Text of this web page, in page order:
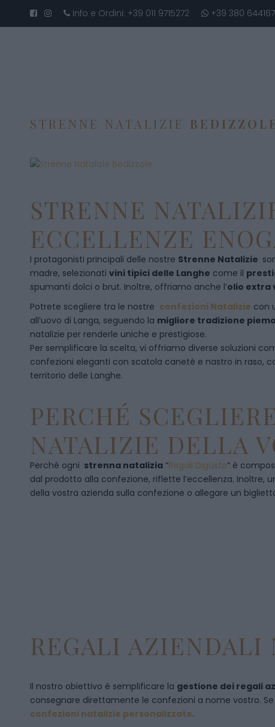
Info e Ordini: +39 011 9715272 +39 380
STRENNE NATALIZIE
STRENNE
ECCELLENZE
I protagonisti principali delle nostre Strenne Natalizie
madre, selezionati vini tipici delle Langhe come il
spumanti dolci o brut. Inoltre, offriamo anche l’olio extra
Potrete scegliere tra le nostre confezioni Natalizie con
all’uovo di Langa, seguendo la migliore tradizione
natalizie per renderle uniche e prestigiose.
Per semplificare la scelta, vi offriamo diverse soluzioni
confezioni eleganti con scatola canetè e nastro in raso,
territorio delle Langhe.
PERCHÉ
NATALIZIE DELLA
Perché ogni strenna natalizia “Regali Digusto” è
dal prodotto alla confezione, riflette l’eccellenza. Inoltre,
della vostra azienda sulla confezione o allegare un
REGALI AZIENDALI
Il nostro obiettivo è semplificare la gestione dei regali
consegnare direttamente le confezioni a nome vostro.
confezioni natalizie personalizzate.